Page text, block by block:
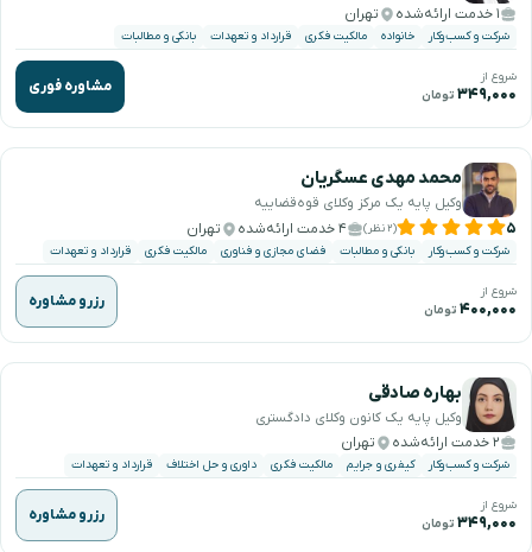
۱ خدمت ارائه‌شده تهران
شرکت و کسب‌وکار خانواده مالکیت فکری قرارداد و تعهدات بانکی و مطالبات
شروع از
۳۴۹,۰۰۰ تومان مشاوره فوری
محمد مهدی عسگریان
وکیل پایه یک مرکز وکلای قوه‌قضاییه
۵ (۲ نظر) ۴ خدمت ارائه‌شده تهران
شرکت و کسب‌وکار بانکی و مطالبات فضای مجازی و فناوری مالکیت فکری قرارداد و تعهدات
شروع از
۴۰۰,۰۰۰ تومان رزرو مشاوره
بهاره صادقی
وکیل پایه یک کانون وکلای دادگستری
۲ خدمت ارائه‌شده تهران
شرکت و کسب‌وکار کیفری و جرایم مالکیت فکری داوری و حل اختلاف قرارداد و تعهدات
شروع از
۳۴۹,۰۰۰ تومان رزرو مشاوره